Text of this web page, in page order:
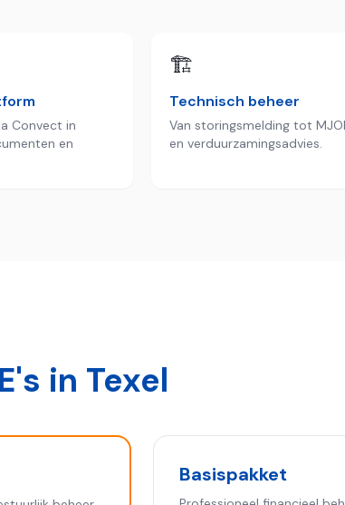
Convect in
en
🏗️
Technisch beheer
Van storingsmelding tot
en verduurzamingsadvies.
in Texel
Basispakket